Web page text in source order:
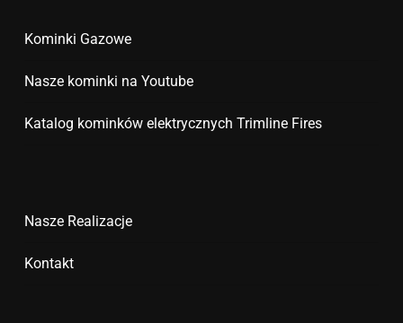
Kominki Gazowe
Nasze kominki na Youtube
Katalog kominków elektrycznych Trimline Fires
Nasze Realizacje
Kontakt